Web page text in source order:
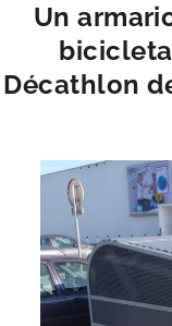
Un
Décathlon